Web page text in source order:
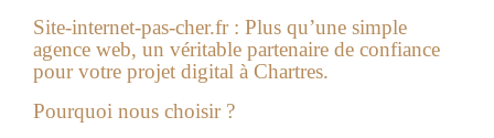
Site-internet-pas-cher.fr : Plus qu’une simple
agence web, un véritable partenaire de confiance
pour votre projet digital à Chartres.
Pourquoi nous choisir ?